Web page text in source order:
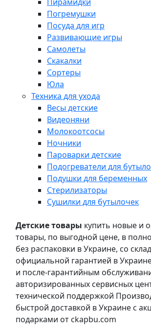
Погремушки
Посуда для игр
Развивающие игры
Самолеты
Скакалки
Сортеры
Юла
Техника для ухода
Весы детские
Видеоняни
Молокоотсосы
Ночники
Пароварки детские
Подогреватели для
Подушки для беременных
Стерилизаторы
Сушилки для бутылочек
Детские товары купить новые и
товары, по выгодной цене, в
без распаковки в Украине, со
официальной гарантией в
и после-гарантийным
авторизированных сервисных
технической поддержкой
быстрой доставкой в Украине с
подарками от ckapbu.com